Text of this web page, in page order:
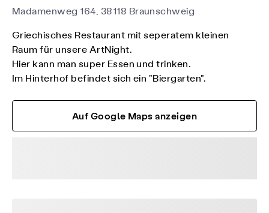
Madamenweg 164, 38118 Braunschweig
Griechisches Restaurant mit seperatem kleinen
Raum für unsere ArtNight.
Hier kann man super Essen und trinken.
Im Hinterhof befindet sich ein "Biergarten".
Auf Google Maps anzeigen